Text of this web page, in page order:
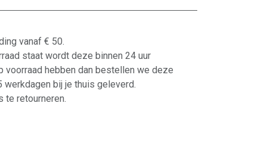
vanaf € 50.
staat wordt deze binnen 24 uur
voorraad hebben dan bestellen we deze
werkdagen bij je thuis geleverd.
te retourneren.